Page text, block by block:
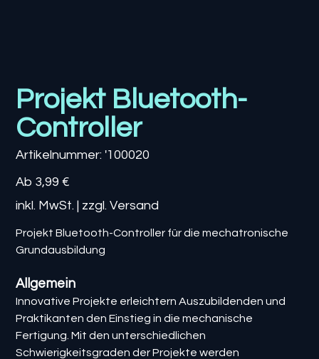
Projekt Bluetooth-
Controller
Artikelnummer: Artikelnummer:
'100020
'100020
Ab
Preis
3,99 €
inkl. MwSt. | zzgl. Versand
Projekt Bluetooth-Controller für die mechatronische
Grundausbildung
Allgemein
Innovative Projekte erleichtern Auszubildenden und
Praktikanten den Einstieg in die mechanische
Fertigung. Mit den unterschiedlichen
Schwierigkeitsgraden der Projekte werden